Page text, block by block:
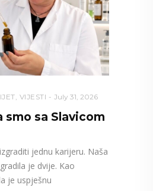
, VIJESTI July 31, 2026
smo sa Slavicom
jednu karijeru. Naša
je dvije. Kao
je uspješnu